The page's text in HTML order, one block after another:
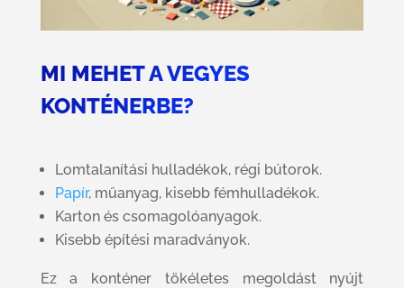
MI MEHET A VEGYES
KONTÉNERBE?
Lomtalanítási hulladékok, régi bútorok.
Papír, műanyag, kisebb fémhulladékok.
Karton és csomagolóanyagok.
Kisebb építési maradványok.
Ez a konténer tökéletes megoldást nyújt